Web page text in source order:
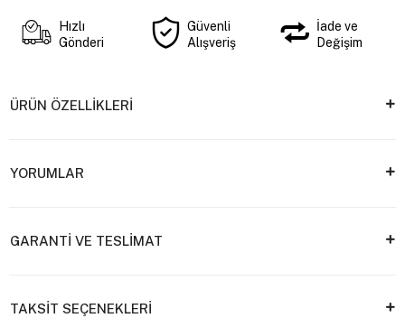
Hızlı
Gönderi
Güvenli
Alışveriş
İade ve
Değişim
ÜRÜN ÖZELLİKLERİ
YORUMLAR
GARANTİ VE TESLİMAT
TAKSİT SEÇENEKLERİ